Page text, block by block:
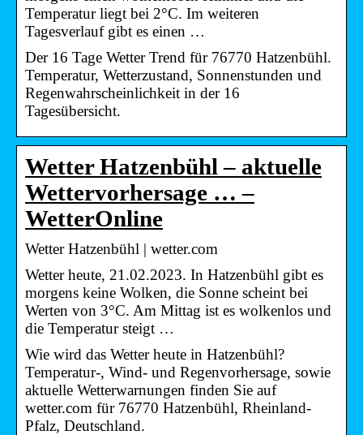
Temperatur liegt bei 2°C. Im weiteren
Tagesverlauf gibt es einen …
Der 16 Tage Wetter Trend für 76770 Hatzenbühl.
Temperatur, Wetterzustand, Sonnenstunden und
Regenwahrscheinlichkeit in der 16
Tagesübersicht.
Wetter Hatzenbühl – aktuelle
Wettervorhersage … –
WetterOnline
Wetter Hatzenbühl | wetter.com
Wetter heute, 21.02.2023. In Hatzenbühl gibt es
morgens keine Wolken, die Sonne scheint bei
Werten von 3°C. Am Mittag ist es wolkenlos und
die Temperatur steigt …
Wie wird das Wetter heute in Hatzenbühl?
Temperatur-, Wind- und Regenvorhersage, sowie
aktuelle Wetterwarnungen finden Sie auf
wetter.com für 76770 Hatzenbühl, Rheinland-
Pfalz, Deutschland.